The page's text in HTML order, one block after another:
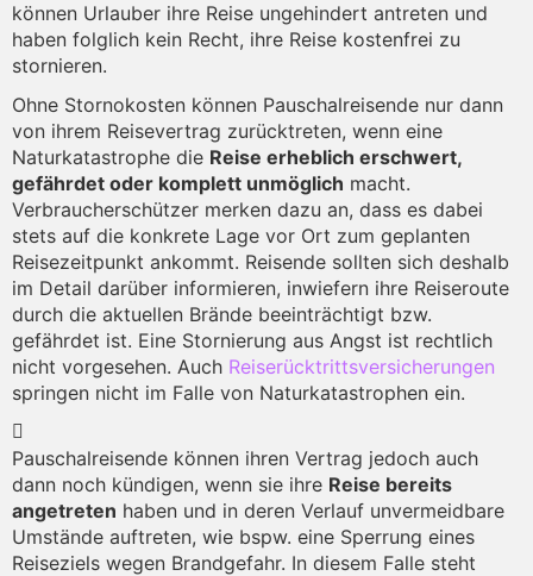
können Urlauber ihre Reise ungehindert antreten und
haben folglich kein Recht, ihre Reise kostenfrei zu
stornieren.
Ohne Stornokosten können Pauschalreisende nur dann
von ihrem Reisevertrag zurücktreten, wenn eine
Naturkatastrophe die Reise erheblich erschwert,
gefährdet oder komplett unmöglich macht.
Verbraucherschützer merken dazu an, dass es dabei
stets auf die konkrete Lage vor Ort zum geplanten
Reisezeitpunkt ankommt. Reisende sollten sich deshalb
im Detail darüber informieren, inwiefern ihre Reiseroute
durch die aktuellen Brände beeinträchtigt bzw.
gefährdet ist. Eine Stornierung aus Angst ist rechtlich
nicht vorgesehen. Auch Reiserücktrittsversicherungen
springen nicht im Falle von Naturkatastrophen ein.
Pauschalreisende können ihren Vertrag jedoch auch
dann noch kündigen, wenn sie ihre Reise bereits
angetreten haben und in deren Verlauf unvermeidbare
Umstände auftreten, wie bspw. eine Sperrung eines
Reiseziels wegen Brandgefahr. In diesem Falle steht